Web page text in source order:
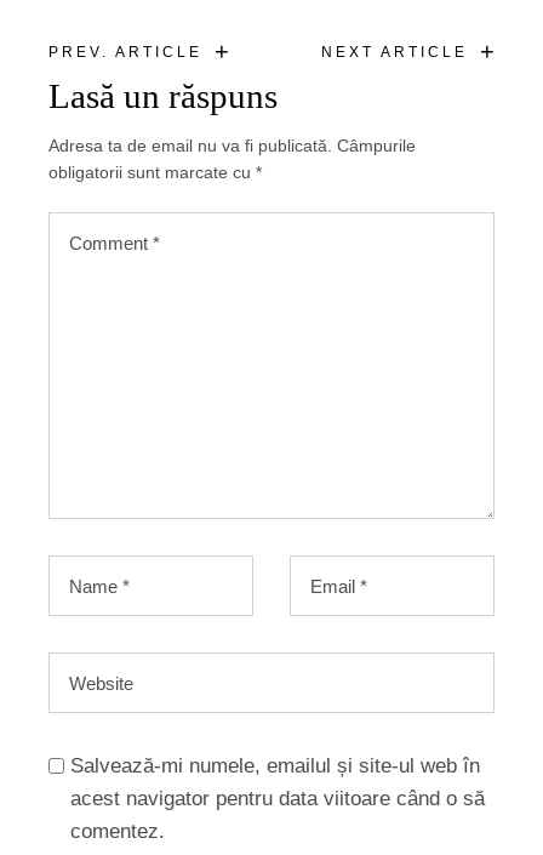
PREV. ARTICLE + NEXT ARTICLE +
Lasă un răspuns
Adresa ta de email nu va fi publicată. Câmpurile
obligatorii sunt marcate cu*
Salvează-mi numele, emailul și site-ul web în
acest navigator pentru data viitoare când o să
comentez.